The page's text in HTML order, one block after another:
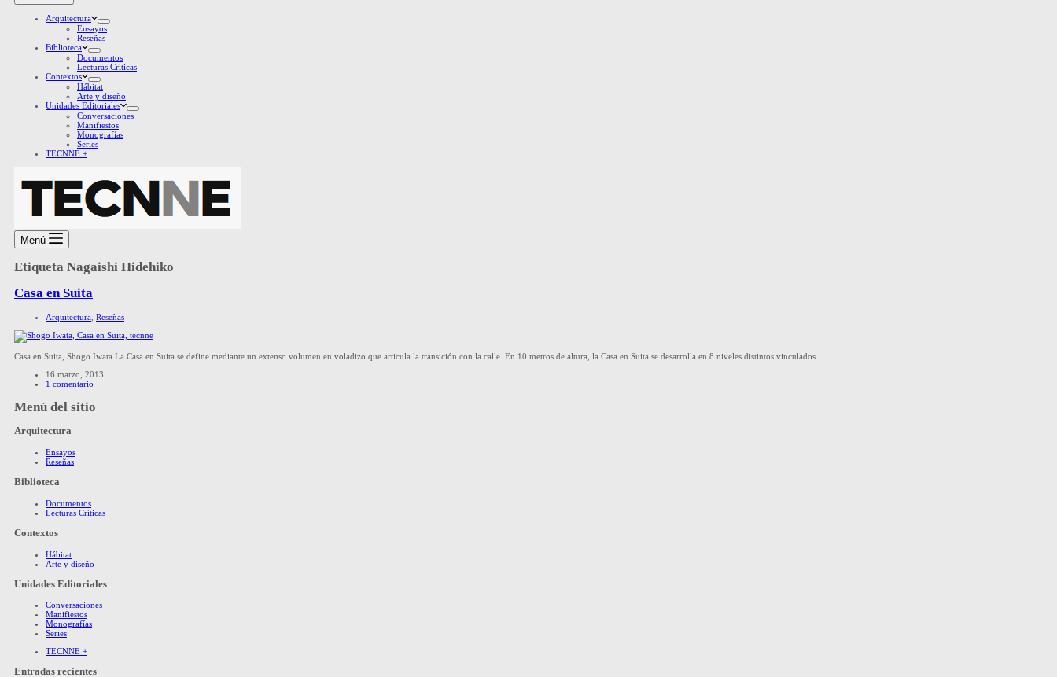
Arquitectura
Ensayos
Reseñas
Biblioteca
Documentos
Lecturas Críticas
Contextos
Hábitat
Arte y diseño
Unidades Editoriales
Conversaciones
Manifiestos
Monografías
Series
TECNNE +
Menú
Etiqueta Nagaishi Hidehiko
Casa en Suita
Arquitectura Reseñas
Casa en Suita, Shogo Iwata La Casa en Suita se define mediante un extenso volumen en voladizo que articula la transición con la calle. En 10 metros de altura, la Casa en Suita se desarrolla en 8 niveles distintos vinculados…
16 marzo, 2013
1 comentario
Menú del sitio
Arquitectura
Ensayos
Reseñas
Biblioteca
Documentos
Lecturas Críticas
Contextos
Hábitat
Arte y diseño
Unidades Editoriales
Conversaciones
Manifiestos
Monografías
Series
TECNNE +
Entradas recientes